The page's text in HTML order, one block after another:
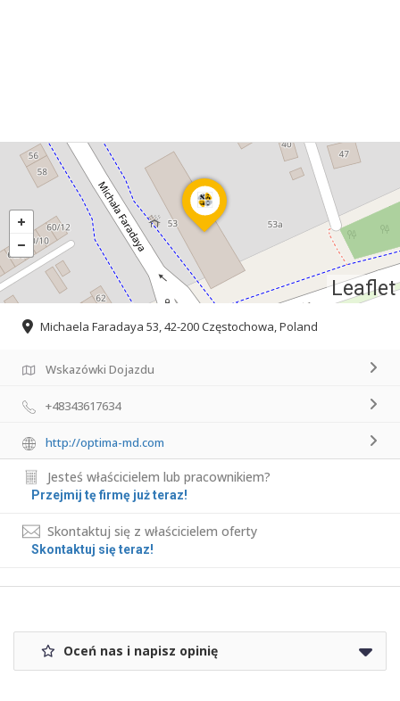
Leaflet
Michaela Faradaya 53, 42-200 Częstochowa, Poland
Wskazówki Dojazdu
+48343617634
http://optima-md.com
Jesteś właścicielem lub pracownikiem?
Przejmij tę firmę już teraz!
Skontaktuj się z właścicielem oferty
Skontaktuj się teraz!
Oceń nas i napisz opinię